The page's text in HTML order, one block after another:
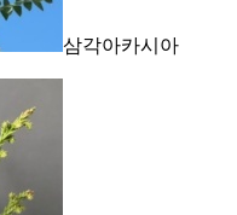
삼각아카시아